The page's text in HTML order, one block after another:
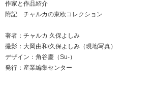
作家と作品紹介
附記 チャルカの東欧コレクション
著者：チャルカ 久保よしみ
撮影：大岡由和/久保よしみ（現地写真）
デザイン：角谷慶（Su-）
発行：産業編集センター